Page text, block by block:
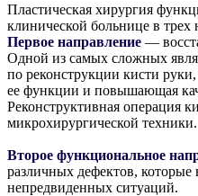
Пластическая хирургия
клинической больнице в трех
Первое направление —
Одной из самых сложных
по реконструкции кисти
ее функции и повышающая
Реконструктивная операция
микрохирургической техники.
Второе функциональное
различных дефектов, которые
непредвиденных ситуаций.